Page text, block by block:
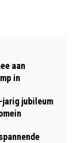
aan
in
jarig jubileum